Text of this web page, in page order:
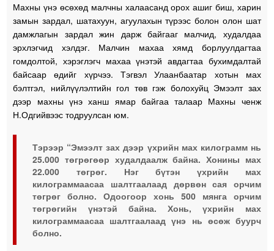
Махны үнэ өсөхөд малчны халаасанд орох ашиг биш, харин
замын зардал, шатахуун, агуулахын түрээс болон олон шат
дамжлагын зардал жин дарж байгааг малчид, худалдаа
эрхлэгчид хэлдэг. Малчин махаа хямд борлуулдагтаа
гомдолтой, хэрэглэгч махаа үнэтэй авдагтаа бухимдалтай
байсаар өдийг хүрчээ. Тэгвэл Улаанбаатар хотын мах
бэлтгэл, нийлүүлэлтийн гол төв гэж болохуйц Эмээлт зах
дээр махны үнэ ханш ямар байгаа талаар Махны ченж
Н.Одгийвээс тодруулсан юм.
Тэрээр “Эмээлт зах дээр үхрийн мах килограмм нь
25.000 төгрөгөөр худалдаалж байна. Хонины мах
22.000 төгрөг. Нэг бүтэн үхрийн мах
килограммаасаа шалтгаалаад дөрвөн сая орчим
төгрөг болно. Одоогоор хонь 500 мянга орчим
төгрөгийн үнэтэй байна. Хонь, үхрийн мах
килограммаасаа шалтгаалаад үнэ нь өсөж буурч
болно.